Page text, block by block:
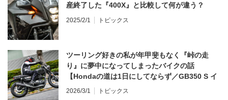
産終了した『400X』と比較して何が違う？
2025/2/1 トピックス
ツーリング好きの私が年甲斐もなく『峠の走
り』に夢中になってしまったバイクの話
【Hondaの道は1日にしてならず／GB350 S イ
ンプレ・レビュー 前編】
2026/3/1 トピックス